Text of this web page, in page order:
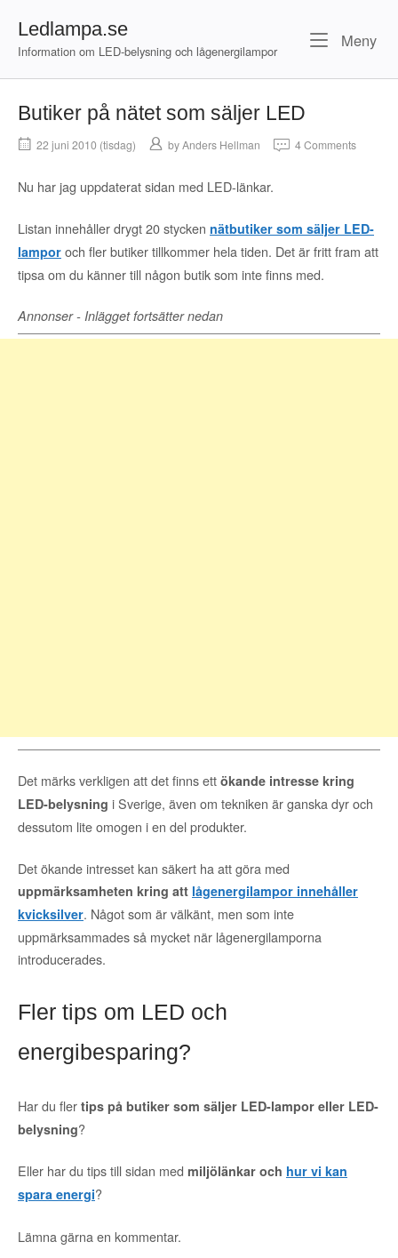
content
Ledlampa.se
Information om LED-belysning och lågenergilampor
Meny
Butiker på nätet som säljer LED
22 juni 2010 (tisdag) byAnders Hellman 4 Comments
Nu har jag uppdaterat sidan med LED-länkar.
Listan innehåller drygt 20 stycken nätbutiker som säljer LED-
lampor och fler butiker tillkommer hela tiden. Det är fritt fram att
tipsa om du känner till någon butik som inte finns med.
Annonser - Inlägget fortsätter nedan
Det märks verkligen att det finns ett ökande intresse kring
LED-belysning i Sverige, även om tekniken är ganska dyr och
dessutom lite omogen i en del produkter.
Det ökande intresset kan säkert ha att göra med
uppmärksamheten kring att lågenergilampor innehåller
kvicksilver. Något som är välkänt, men som inte
uppmärksammades så mycket när lågenergilamporna
introducerades.
Fler tips om LED och
energibesparing?
Har du fler tips på butiker som säljer LED-lampor eller LED-
belysning?
Eller har du tips till sidan med miljölänkar och hur vi kan
spara energi?
Lämna gärna en kommentar.